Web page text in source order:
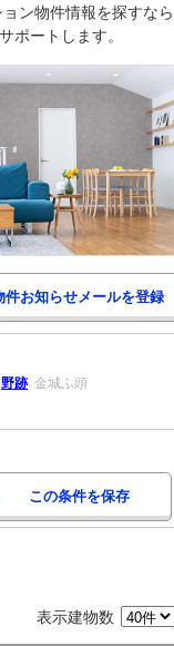
ン物件情報を探すなら
ポートします。
野跡 金城ふ頭
この条件を保存
表示建物数